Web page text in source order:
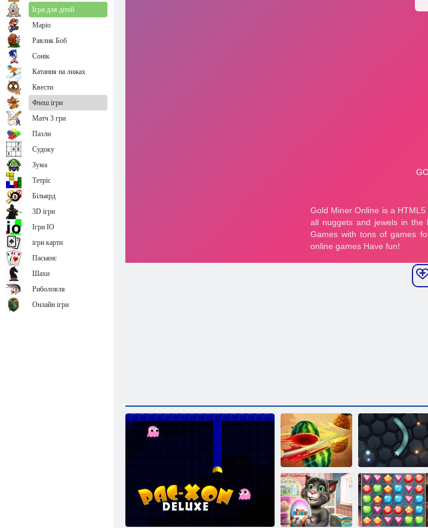
Фруктовий
ніндзя
Слізер в.о.
Ігри для дітей
Маріо
Равлик Боб
Сонік
Катання на лижах
Квести
Флеш ігри
Матч 3 гри
Пазли
Судоку
Зума
Тетріс
Більярд
3D ігри
Ігри IO
ігри карти
Пасьянс
Шахи
Риболовля
Онлайн ігри